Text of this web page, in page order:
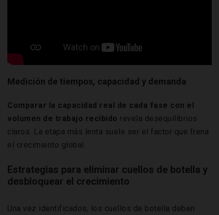
Medición de tiempos, capacidad y demanda
Comparar la capacidad real de cada fase con el
volumen de trabajo recibido revela desequilibrios
claros. La etapa más lenta suele ser el factor que frena
el crecimiento global.
Estrategias para eliminar cuellos de botella y
desbloquear el crecimiento
Una vez identificados, los cuellos de botella deben